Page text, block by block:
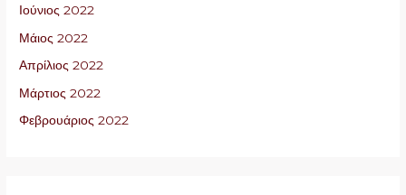
Ιούνιος 2022
Μάιος 2022
Απρίλιος 2022
Μάρτιος 2022
Φεβρουάριος 2022